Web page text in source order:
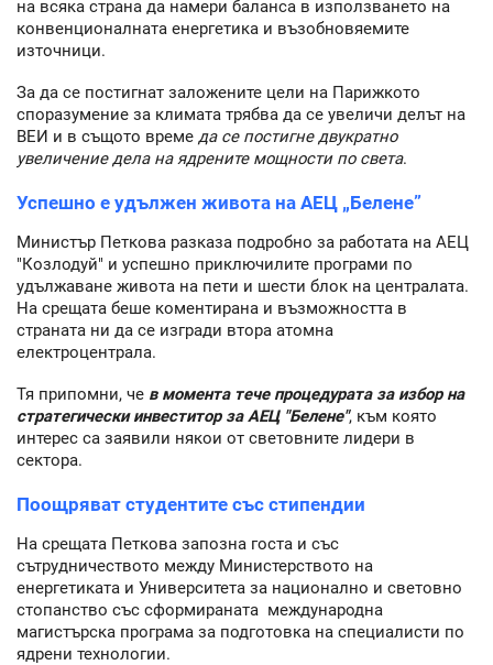
на всяка страна да намери баланса в използването на
конвенционалната енергетика и възобновяемите
източници.
За да се постигнат заложените цели на Парижкото
споразумение за климата трябва да се увеличи делът на
ВЕИ и в същото време да се постигне двукратно
увеличение дела на ядрените мощности по света.
Успешно е удължен живота на АЕЦ „Белене”
Министър Петкова разказа подробно за работата на АЕЦ
"Козлодуй" и успешно приключилите програми по
удължаване живота на пети и шести блок на централата.
На срещата беше коментирана и възможността в
страната ни да се изгради втора атомна
електроцентрала.
Тя припомни, че в момента тече процедурата за избор на
стратегически инвеститор за АЕЦ "Белене", към която
интерес са заявили някои от световните лидери в
сектора.
Поощряват студентите със стипендии
На срещата Петкова запозна госта и със
сътрудничеството между Министерството на
енергетиката и Университета за национално и световно
стопанство със сформираната международна
магистърска програма за подготовка на специалисти по
ядрени технологии.